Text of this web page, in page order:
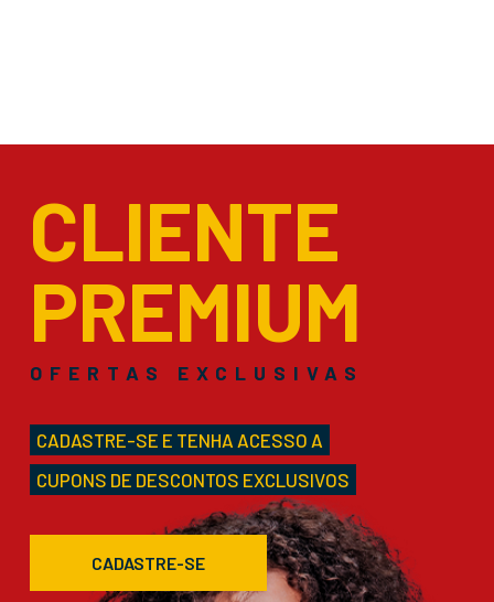
CLIENTE
PREMIUM
OFERTAS EXCLUSIVAS
CADASTRE-SE E TENHA ACESSO A
CUPONS DE DESCONTOS EXCLUSIVOS
CADASTRE-SE